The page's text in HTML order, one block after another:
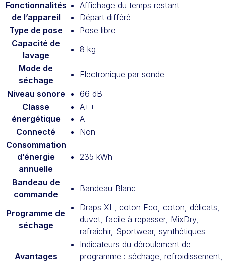
Fonctionnalités
de l’appareil
Affichage du temps restant
Départ différé
Type de pose
Pose libre
Capacité de
lavage
8 kg
Mode de
séchage
Electronique par sonde
Niveau sonore
66 dB
Classe
énergétique
A++
A
Connecté
Non
Consommation
d’énergie
annuelle
235 kWh
Bandeau de
commande
Bandeau Blanc
Programme de
séchage
Draps XL, coton Eco, coton, délicats,
duvet, facile à repasser, MixDry,
rafraîchir, Sportwear, synthétiques
Avantages
Indicateurs du déroulement de
programme : séchage, refroidissement,